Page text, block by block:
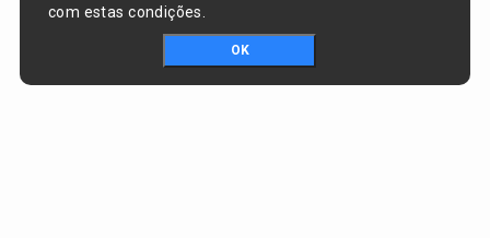
com estas condições.
OK